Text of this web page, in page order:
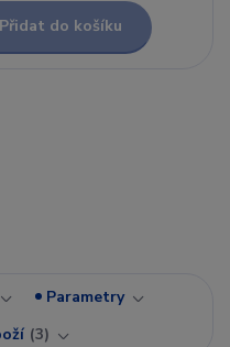
Přidat do košíku
Parametry
3